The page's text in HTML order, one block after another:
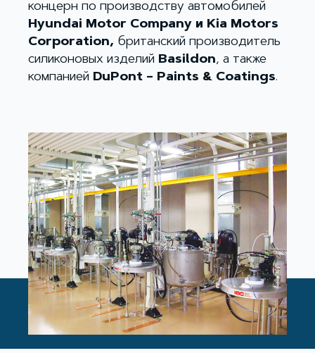
концерн по производству автомобилей
Hyundai Motor Company и Kia Motors
Corporation, британский производитель
силиконовых изделий Basildon, а также
компанией DuPont – Paints & Coatings.